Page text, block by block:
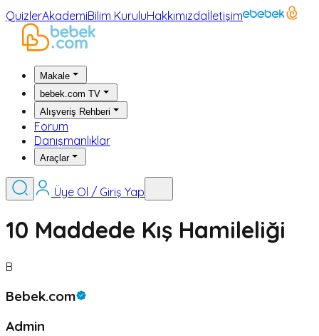
QuizlerAkademiBilim KuruluHakkımızdaİletişim
Makale
bebek.com TV
Alışveriş Rehberi
Forum
Danışmanlıklar
Araçlar
Üye Ol / Giriş Yap
10 Maddede Kış Hamileliği
B
Bebek.com
Admin